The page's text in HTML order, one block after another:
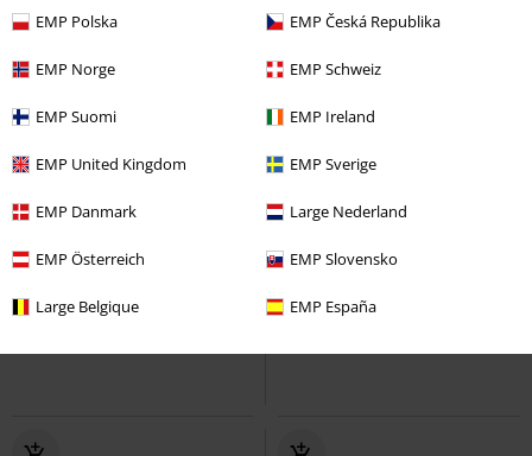
EMP Polska EMP Česká Republika
EMP Norge EMP Schweiz
EMP Suomi EMP Ireland
EMP United Kingdom EMP Sverige
EMP Danmark Large Nederland
EMP Österreich EMP Slovensko
Large Belgique EMP España
%
Kč 549,00
Gryffindor
náramkové hodinky
Téměř vyprodáno
Kč 679,00
Hedwig Owl
Snídaňový set